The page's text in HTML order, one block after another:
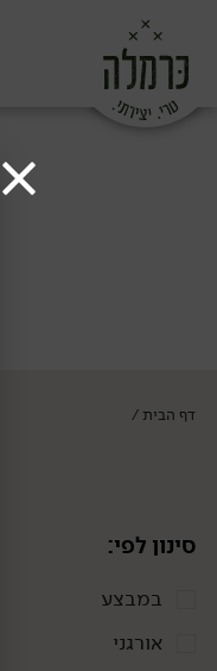
דף הבית /
סינון לפי:
במבצע
אורגני